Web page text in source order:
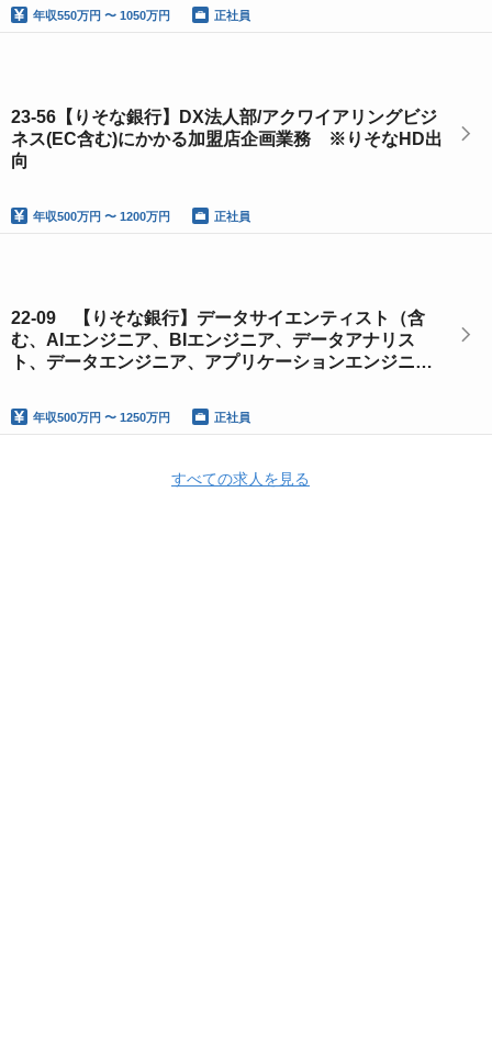
年収550万円 〜 1050万円 正社員
23-56【りそな銀行】DX法人部/アクワイアリングビジ
ネス(EC含む)にかかる加盟店企画業務 ※りそなHD出
向
年収500万円 〜 1200万円 正社員
22-09 【りそな銀行】データサイエンティスト（含
む、AIエンジニア、BIエンジニア、データアナリス
ト、データエンジニア、アプリケーションエンジニ
年収500万円 〜 1250万円 正社員
すべての求人を見る